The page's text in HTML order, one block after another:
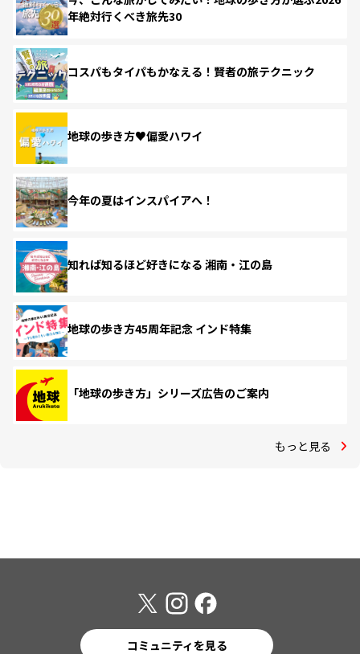
年絶対行くべき旅先30
コスパもタイパもかなえる！賢者の旅テクニック
地球の歩き方♥偏愛ハワイ
今年の夏はインスパイアへ！
知れば知るほど好きになる 湘南・江の島
地球の歩き方45周年記念 インド特集
「地球の歩き方」シリーズ広告のご案内
もっと見る
コミュニティを見る